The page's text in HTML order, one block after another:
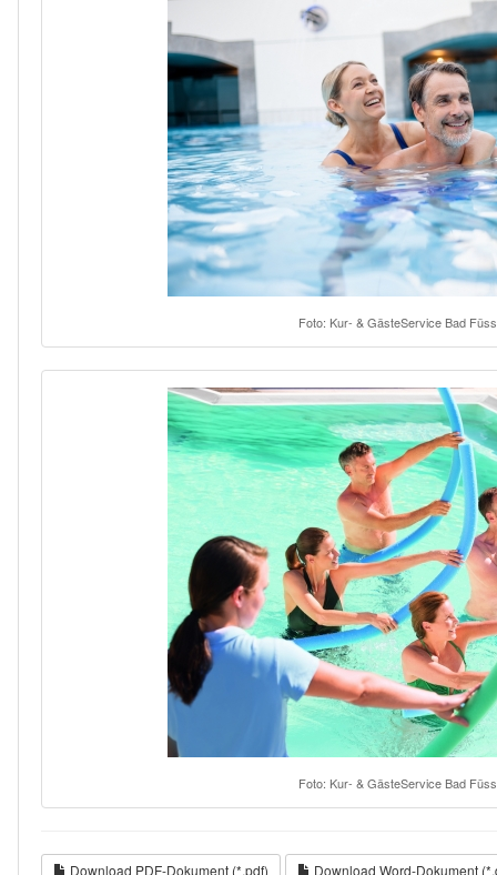
Foto: Kur- & GästeService Bad
Foto: Kur- & GästeService Bad
Download PDF-Dokument (*.pdf) Download Word-Dokument